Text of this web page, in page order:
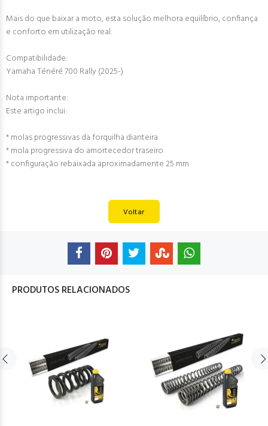
Mais do que baixar a moto, esta solução melhora equilíbrio, confiança
e conforto em utilização real.
Compatibilidade:
Yamaha Ténéré 700 Rally (2025-)
Nota importante:
Este artigo inclui:
* molas progressivas da forquilha dianteira
* mola progressiva do amortecedor traseiro
* configuração rebaixada aproximadamente 25 mm
Voltar
PRODUTOS RELACIONADOS